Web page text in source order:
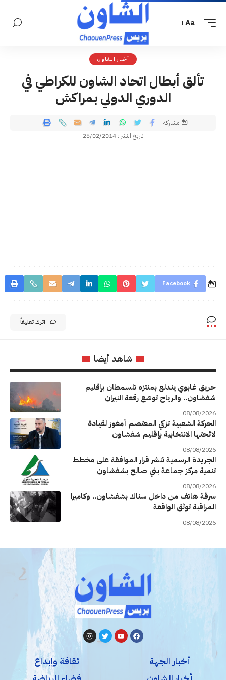
Aa
أخبار الشاون
تألق أبطال اتحاد الشاون للكراطي في
الدوري الدولي بمراكش
تاريخ النشر : 26/02/2014
مشاركة
Facebook
اترك تعليقاً
شاهد أيضا
حريق غابوي يندلع بمنتزه تلسمطان بإقليم
شفشاون.. والرياح توسّع رقعة النيران
08/08/2026
الحركة الشعبية تزكي المعتصم أمغوز لقيادة
لائحتها الانتخابية بإقليم شفشاون
08/08/2026
الجريدة الرسمية تنشر قرار الموافقة على مخطط
تنمية مركز جماعة بني صالح بشفشاون
08/08/2026
سرقة هاتف من داخل سناك بشفشاون.. وكاميرا
المراقبة توثق الواقعة
08/08/2026
أخبار الجهة
ثقافة وإبداع